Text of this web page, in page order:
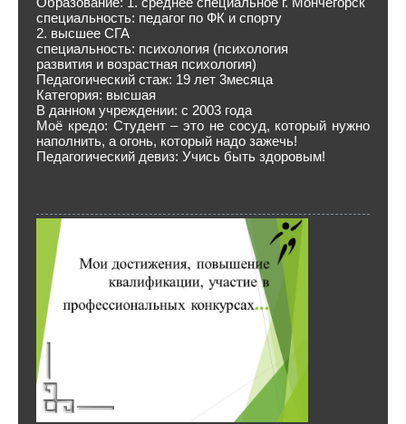
специальность: педагог по ФК и спорту
2. высшее СГА
специальность: психология (психология
развития и возрастная психология)
Педагогический стаж: 19 лет 3месяца
Категория: высшая
В данном учреждении: с 2003 года
Моё кредо: Студент – это не сосуд, который нужно
наполнить, а огонь, который надо зажечь!
Педагогический девиз: Учись быть здоровым!